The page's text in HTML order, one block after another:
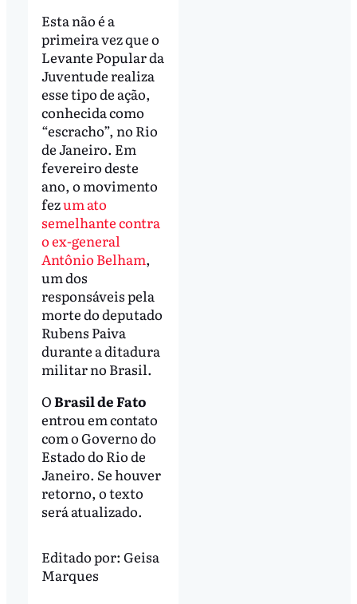
Esta não é a
primeira vez que o
Levante Popular da
Juventude realiza
esse tipo de ação,
conhecida como
“escracho”, no Rio
de Janeiro. Em
fevereiro deste
ano, o movimento
fezum ato
semelhante contra
o ex-general
Antônio Belham,
um dos
responsáveis pela
morte do deputado
Rubens Paiva
durante a ditadura
militar no Brasil.
OBrasil de Fato
entrou em contato
com o Governo do
Estado do Rio de
Janeiro. Se houver
retorno, o texto
será atualizado.
Editado por: Geisa
Marques